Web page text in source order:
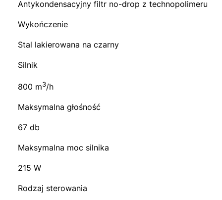
Antykondensacyjny filtr no-drop z technopolimeru
Wykończenie
Stal lakierowana na czarny
Silnik
800 m3/h
Maksymalna głośność
67 db
Maksymalna moc silnika
215 W
Rodzaj sterowania